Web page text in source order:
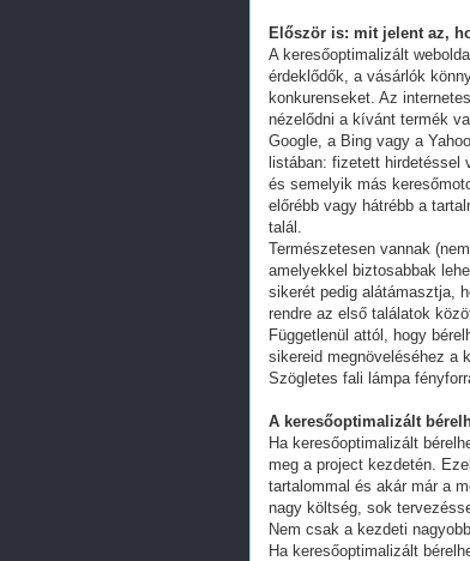
Először is: mit jelent az,
A keresőoptimalizált
érdeklődők, a vásárlók
konkurenseket. Az
nézelődni a kívánt termék
Google, a Bing vagy a
listában: fizetett hirdetéssel
és semelyik más
előrébb vagy hátrébb a
talál.
Természetesen vannak
amelyekkel biztosabbak
sikerét pedig alátámasztja,
rendre az első találatok
Függetlenül attól, hogy
sikereid megnöveléséhez a
Szögletes fali lámpa
A keresőoptimalizált
Ha keresőoptimalizált
meg a project kezdetén.
tartalommal és akár már a
nagy költség, sok
Nem csak a kezdeti
Ha keresőoptimalizált